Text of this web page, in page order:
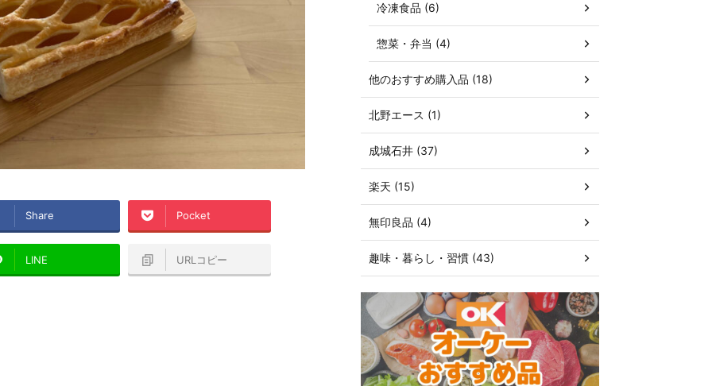
Share Pocket
LINE URLコピー
冷凍食品 (6)
惣菜・弁当 (4)
他のおすすめ購入品 (18)
北野エース (1)
成城石井 (37)
楽天 (15)
無印良品 (4)
趣味・暮らし・習慣 (43)